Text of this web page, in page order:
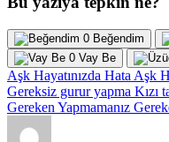
0 Beğendim
0 Vay Be
Aşk Hayatınızda Hata Aşk
Gereksiz gurur yapma Kızı
Gereken Yapmamanız